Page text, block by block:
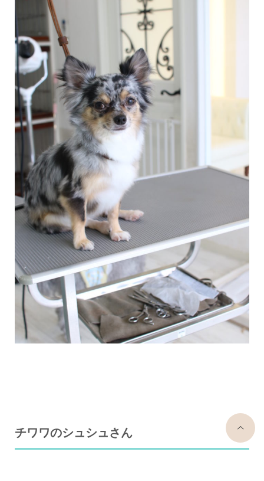
チワワのシュシュさん
top